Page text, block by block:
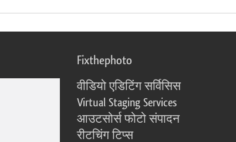
Fixthephoto
वीडियो एडिटिंग सर्विसिस
Virtual Staging Services
आउटसोर्स फोटो संपादन
रीटचिंग टिप्स